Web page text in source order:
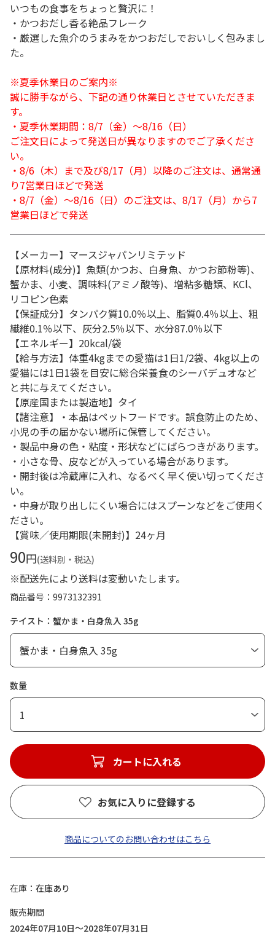
いつもの食事をちょっと贅沢に！
・かつおだし香る絶品フレーク
・厳選した魚介のうまみをかつおだしでおいしく包みまし
た。
※夏季休業日のご案内※
誠に勝手ながら、下記の通り休業日とさせていただきま
す。
・夏季休業期間：8/7（金）～8/16（日）
ご注文日によって発送日が異なりますのでご了承くださ
い。
・8/6（木）まで及び8/17（月）以降のご注文は、通常通
り7営業日ほどで発送
・8/7（金）～8/16（日）のご注文は、8/17（月）から7
営業日ほどで発送
【メーカー】マースジャパンリミテッド
【原材料(成分)】魚類(かつお、白身魚、かつお節粉等)、
蟹かま、小麦、調味料(アミノ酸等)、増粘多糖類、KCl、
リコピン色素
【保証成分】タンパク質10.0％以上、脂質0.4％以上、粗
繊維0.1％以下、灰分2.5％以下、水分87.0％以下
【エネルギー】20kcal/袋
【給与方法】体重4kgまでの愛猫は1日1/2袋、4kg以上の
愛猫には1日1袋を目安に総合栄養食のシーバデュオなど
と共に与えてください。
【原産国または製造地】タイ
【諸注意】・本品はペットフードです。誤食防止のため、
小児の手の届かない場所に保管してください。
・製品中身の色・粘度・形状などにばらつきがあります。
・小さな骨、皮などが入っている場合があります。
・開封後は冷蔵庫に入れ、なるべく早く使い切ってくださ
い。
・中身が取り出しにくい場合にはスプーンなどをご使用く
ださい。
【賞味／使用期限(未開封)】24ヶ月
90円(送料別・税込)
※配送先により送料は変動いたします。
商品番号
9973132391
テイスト：蟹かま・白身魚入 35g
数量
1
カートに入れる
お気に入りに登録する
商品についてのお問い合わせはこちら
在庫
在庫あり
販売期間
2024年07月10日～2028年07月31日